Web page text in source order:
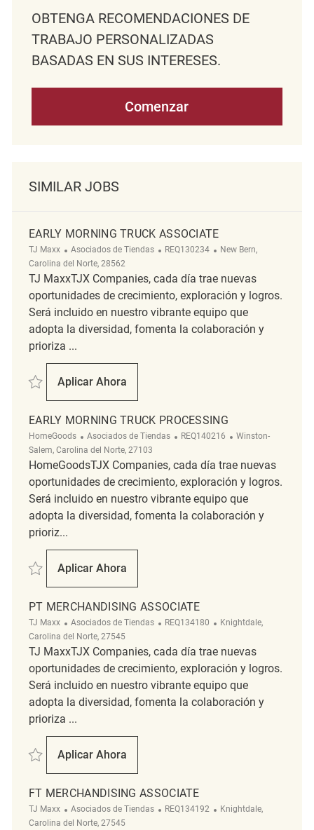
OBTENGA RECOMENDACIONES DE
TRABAJO PERSONALIZADAS
BASADAS EN SUS INTERESES.
Comenzar
SIMILAR JOBS
EARLY MORNING TRUCK ASSOCIATE
TJ Maxx Categoría
Asociados de Tiendas ReqId
REQ130234 Ubicación
New Bern,
Carolina del Norte, 28562
TJ MaxxTJX Companies, cada día trae nuevas
oportunidades de crecimiento, exploración y logros.
Será incluido en nuestro vibrante equipo que
adopta la diversidad, fomenta la colaboración y
prioriza ...
Salvar Early Morning Truck Associate REQ130234
Aplicar Ahora
Early Morning Truck Associate
EARLY MORNING TRUCK PROCESSING
HomeGoods Categoría
Asociados de Tiendas ReqId
REQ140216 Ubicación
Winston-
Salem, Carolina del Norte, 27103
HomeGoodsTJX Companies, cada día trae nuevas
oportunidades de crecimiento, exploración y logros.
Será incluido en nuestro vibrante equipo que
adopta la diversidad, fomenta la colaboración y
prioriz...
Salvar Early Morning Truck Processing REQ140216
Aplicar Ahora
Early Morning Truck Processing
PT MERCHANDISING ASSOCIATE
TJ Maxx Categoría
Asociados de Tiendas ReqId
REQ134180 Ubicación
Knightdale,
Carolina del Norte, 27545
TJ MaxxTJX Companies, cada día trae nuevas
oportunidades de crecimiento, exploración y logros.
Será incluido en nuestro vibrante equipo que
adopta la diversidad, fomenta la colaboración y
prioriza ...
Salvar PT Merchandising Associate REQ134180
Aplicar Ahora
PT Merchandising Associate
FT MERCHANDISING ASSOCIATE
TJ Maxx Categoría
Asociados de Tiendas ReqId
REQ134192 Ubicación
Knightdale,
Carolina del Norte, 27545